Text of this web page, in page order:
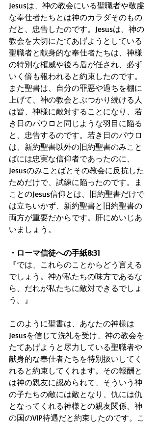
Jesusは、神の教会にいる聖職者や敬虔
な奉仕者たちとは神のカラダそのもの
だと、忠告したのです。Jesusは、神の
教会を大切にたてあげようとしている
聖職者と献身的な奉仕者たちは、神様
の特別な権威や後ろ盾が任され、必ず
いく倍も報われると約束したのです。
また聖書は、自分の罪悪や過ちを棚に
上げて、神の教会とぶつかり続ける人
は皆、神様に敵対することになり、若
き日のパウロと同じような羽目に陥る
と、忠告するのです。若き日のパウロ
は、新約聖書以外の旧約聖書のみこと
ばには忠実な信仰者であったのに、
Jesusのみことばとその教会に反抗した
ためだけで、試練に陥ったのです。ま
ことのJesus信仰とは、旧約聖書だけで
は立ちいかず、新約聖書と旧約聖書の
両方が重要だからです。肝にめいじあ
いましょう。
・ローマ信徒への手紙8:31
『では、これらのことからどう言える
でしょう。神が私たちの味方であるな
ら、だれが私たちに敵対できるでしょ
う。』
このように聖書は、あなたの神様は
Jesusを信じて洗礼を受け、神の教会を
たてあげようと尽力している聖職者や
献身的な奉仕者たちを特別扱いしてく
れると約束してくれます。その報酬と
は神の親友に認められて、そういう神
の子たちの敵には敵となり、仇には仇
となってくれる神様との親友関係、神
の国のVIP待遇だと約束したのです。こ